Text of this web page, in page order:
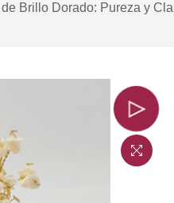
Brillo Dorado: Pureza y